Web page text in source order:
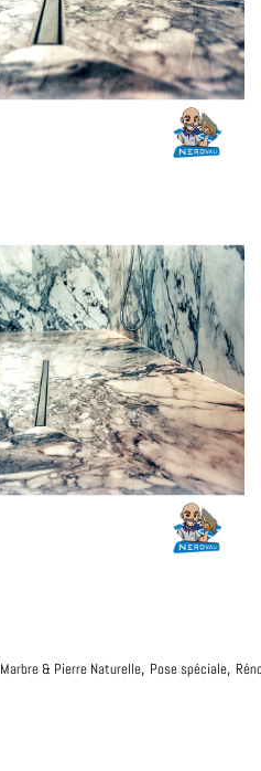
Marbre & Pierre Naturelle, Pose spéciale,